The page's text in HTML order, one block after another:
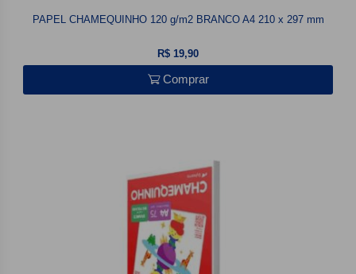
PAPEL CHAMEQUINHO 120 g/m2 BRANCO A4 210 x 297 mm
R$ 19,90
Comprar